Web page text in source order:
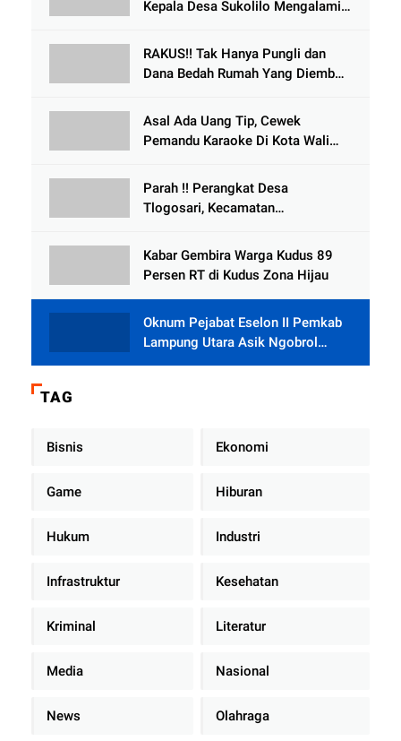
Kepala Desa Sukolilo Mengalami
Meninggal Dunia
RAKUS!! Tak Hanya Pungli dan
Dana Bedah Rumah Yang Diembat,
Tlogowungu, di Duga
Selewengkan Bantuan Mushola
Asal Ada Uang Tip, Cewek
Pemandu Karaoke Di Kota Wali
Parah !! Perangkat Desa
Tlogosari, Kecamatan
Rumah dari BAZNAS
Kabar Gembira Warga Kudus 89
Persen RT di Kudus Zona Hijau
Oknum Pejabat Eselon II Pemkab
Lampung Utara Asik Ngobrol
Dengan Teman Kencan Wanitanya
TAG
Bisnis Ekonomi
Game Hiburan
Hukum Industri
Infrastruktur Kesehatan
Kriminal Literatur
Media Nasional
News Olahraga